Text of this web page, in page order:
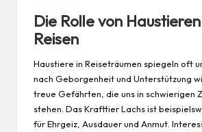
Die Rolle von
Reisen
Haustiere in Reiseträumen spiegeln oft
nach Geborgenheit und Unterstützung
treue Gefährten, die uns in schwierigen
stehen. Das Krafttier Lachs ist
für Ehrgeiz, Ausdauer und Anmut.